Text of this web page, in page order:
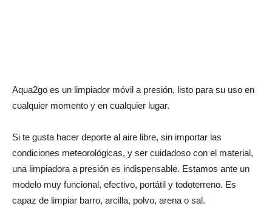
Aqua2go es un limpiador móvil a presión, listo para su uso en
cualquier momento y en cualquier lugar.
Si te gusta hacer deporte al aire libre, sin importar las
condiciones meteorológicas, y ser cuidadoso con el material,
una limpiadora a presión es indispensable. Estamos ante un
modelo muy funcional, efectivo, portátil y todoterreno. Es
capaz de limpiar barro, arcilla, polvo, arena o sal.